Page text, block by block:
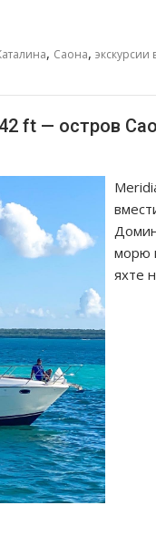
, Саона,
ft — остров
морю
яхте